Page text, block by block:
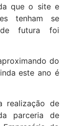
que o site e
tenham se
futura foi
do
este ano é
realização de
parceria de